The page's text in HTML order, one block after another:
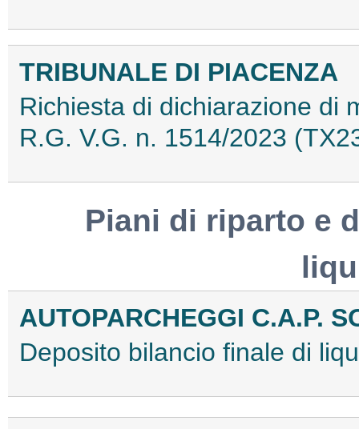
TRIBUNALE DI PIACENZA
Richiesta di dichiarazione di
R.G. V.G. n. 1514/2023
Piani di riparto e
AUTOPARCHEGGI C.A.P.
Deposito bilancio finale di